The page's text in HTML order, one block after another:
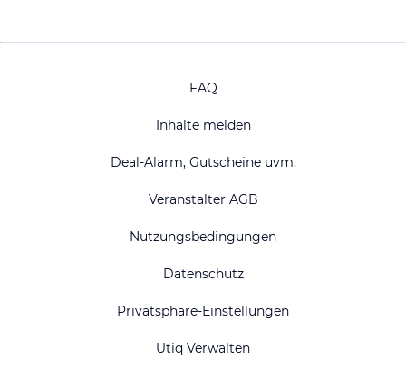
FAQ
Inhalte melden
Deal-Alarm, Gutscheine uvm.
Veranstalter AGB
Nutzungsbedingungen
Datenschutz
Privatsphäre-Einstellungen
Utiq Verwalten